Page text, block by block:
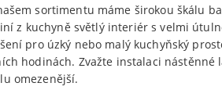
sortimentu máme širokou škálu
z kuchyně světlý interiér s velmi
pro úzký nebo malý kuchyňský
hodinách. Zvažte instalaci
omezenější.